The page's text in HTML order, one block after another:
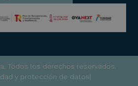
Todos los derechos reservados.
y protección de datos